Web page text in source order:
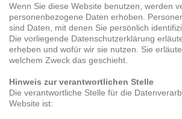
Wenn Sie diese Website benutzen, werden
personenbezogene Daten erhoben.
sind Daten, mit denen Sie persönlich
Die vorliegende Datenschutzerklärung
erheben und wofür wir sie nutzen. Sie
welchem Zweck das geschieht.
Hinweis zur verantwortlichen Stelle
Die verantwortliche Stelle für die
Website ist: